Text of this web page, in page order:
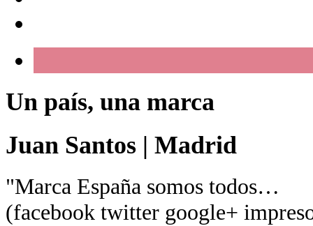
Un país, una marca
Juan Santos | Madrid
"Marca España somos todos…
(facebook twitter google+